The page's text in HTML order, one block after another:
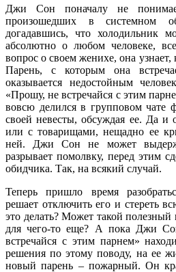
Джи Сон поначалу не
произошедших в системном
догадавшись, что холодильник
абсолютно о любом человеке,
вопрос о своем женихе, она узнает,
Парень, с которым она
оказывается недостойным
«Прошу, не встречайся с этим
вовсю делился в групповом чате
своей невесты, обсуждая ее. Да и
или с товарищами, нещадно ее
ней. Джи Сон не может
разрывает помолвку, перед этим
обидчика. Так, на всякий случай.
Теперь пришло время
решает отключить его и стереть
это делать? Может такой полезный
для чего-то еще? А пока Джи
встречайся с этим парнем»
решения по этому поводу, на ее
новый парень – пожарный. Он